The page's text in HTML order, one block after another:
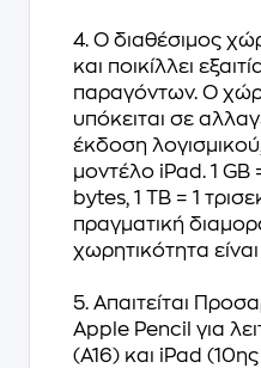
4. Ο διαθέσιμος
και ποικίλλει
παραγόντων. Ο
υπόκειται σε
έκδοση λογισμικού,
μοντέλο iPad. 1 GB
bytes, 1 TB = 1
πραγματική
χωρητικότητα
5. Απαιτείται
Apple Pencil για
(A16) και iPad